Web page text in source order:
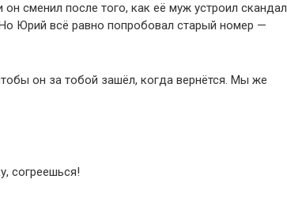
сменил после того, как её муж устроил скандал
Юрий всё равно попробовал старый номер —
он за тобой зашёл, когда вернётся. Мы же
согреешься!